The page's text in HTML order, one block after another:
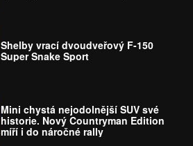
Shelby vrací dvoudveřový F-150
Super Snake Sport
Mini chystá nejodolnější SUV své
historie. Nový Countryman Edition
míří i do náročné rally